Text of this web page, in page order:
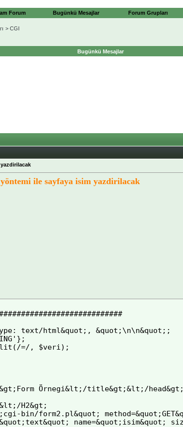
Forum Bugünkü Mesajlar Forum Grupları
> CGI
Bugünkü Mesajlar
ile sayfaya isim yazdirilacak
text/html&quot;, &quot;\n\n&quot;;
=/, $veri);
Örnegi&lt;/title&gt;&lt;/
H2&gt;
bin/form2.pl&quot;
name=&quot;isim&quot;